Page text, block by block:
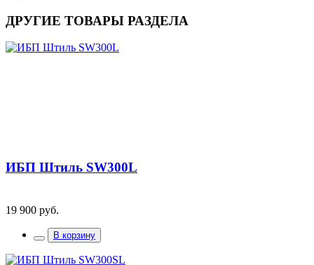
ДРУГИЕ ТОВАРЫ РАЗДЕЛА
ИБП Штиль SW300L
19 900 руб.
В корзину